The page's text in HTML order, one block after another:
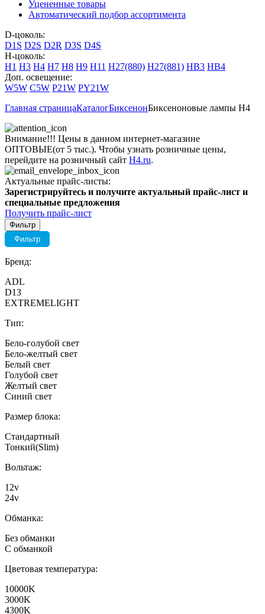
Уцененные товары
Автоматический подбор ассортимента
D-цоколь:
D1S D2S D2R D3S D4S
H-цоколь:
H1 H3 H4 H7 H8 H9 H11 H27(880) H27(881) HB3 HB4
Доп. освещение:
W5W C5W P21W PY21W
Главная страницаКаталогБиксенонБиксеноновые лампы H4
Внимание!!! Цены в данном интернет-магазине
ОПТОВЫЕ(от 5 тыс.). Чтобы узнать розничные цены,
перейдите на розничный сайт H4.ru.
Актуальные прайс-листы:
Зарегистрируйтесь и получите актуальный прайс-лист и
специальные предложения
Получить прайс-лист
Фильтр
Фильтр
Бренд:
ADL
D13
EXTREMELIGHT
Тип:
Бело-голубой свет
Бело-желтый свет
Белый свет
Голубой свет
Желтый свет
Синий свет
Размер блока:
Стандартный
Тонкий(Slim)
Вольтаж:
12v
24v
Обманка:
Без обманки
С обманкой
Цветовая температура:
10000K
3000K
4300K